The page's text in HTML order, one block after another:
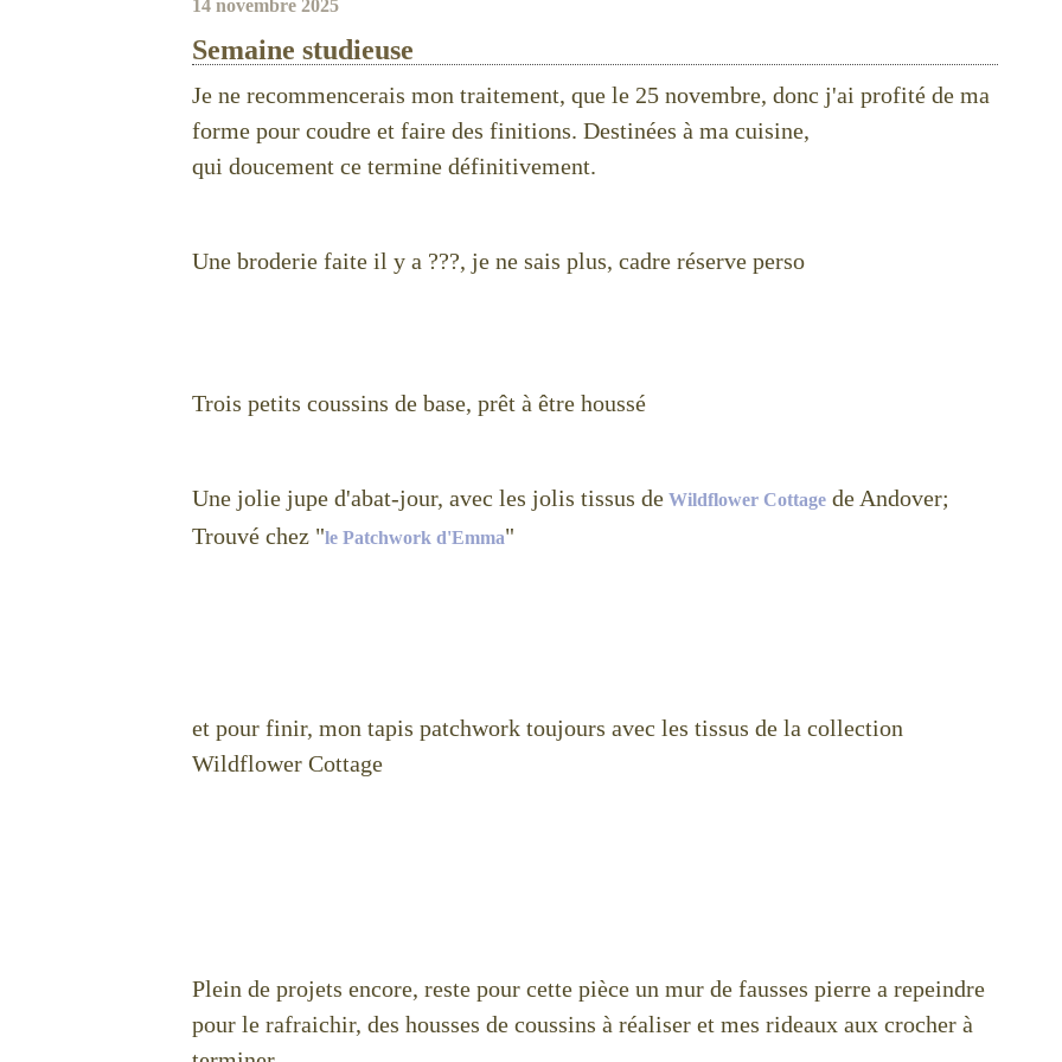
14 novembre 2025
Semaine studieuse
Je ne recommencerais mon traitement, que le 25 novembre, donc j'ai profité de ma
forme pour coudre et faire des finitions. Destinées à ma cuisine,
qui doucement ce termine définitivement.
Une broderie faite il y a ???, je ne sais plus, cadre réserve perso
Trois petits coussins de base, prêt à être houssé
Une jolie jupe d'abat-jour, avec les jolis tissus de Wildflower Cottage de Andover;
Trouvé chez "le Patchwork d'Emma"
et pour finir, mon tapis patchwork toujours avec les tissus de la collection
Wildflower Cottage
Plein de projets encore, reste pour cette pièce un mur de fausses pierre a repeindre
pour le rafraichir, des housses de coussins à réaliser et mes rideaux aux crocher à